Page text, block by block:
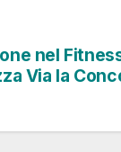
nel
Via la